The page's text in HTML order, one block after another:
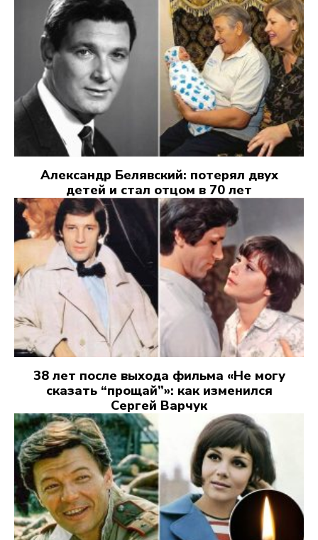
Александр Белявский: потерял двух
детей и стал отцом в 70 лет
38 лет после выхода фильма «Не могу
сказать “прощай”»: как изменился
Сергей Варчук